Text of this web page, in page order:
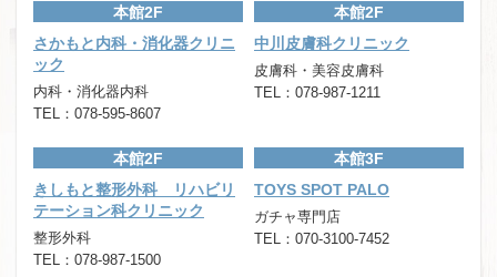
本館2F
さかもと内科・消化器クリニ
ック
内科・消化器内科
TEL：078-595-8607
本館2F
中川皮膚科クリニック
皮膚科・美容皮膚科
TEL：078-987-1211
本館2F
きしもと整形外科 リハビリ
テーション科クリニック
整形外科
TEL：078-987-1500
本館3F
TOYS SPOT PALO
ガチャ専門店
TEL：070-3100-7452